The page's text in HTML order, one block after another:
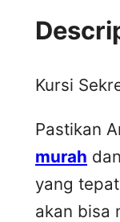
Kursi
Pastikan
murah
yang
akan bisa